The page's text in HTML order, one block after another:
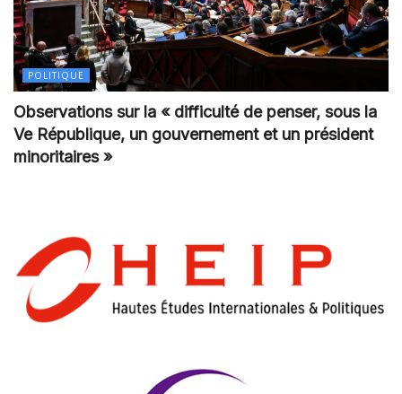
POLITIQUE
Observations sur la « difficulté de penser, sous la
Ve République, un gouvernement et un président
minoritaires »